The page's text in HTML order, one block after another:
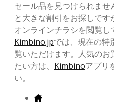
セール品を見つけられませ
と大きな割引をお探しで
オンラインチラシを閲覧し
Kimbino.jpでは、現在の特
覧いただけます。人気のお
たい方は、 Kimbinoアプリ
い。